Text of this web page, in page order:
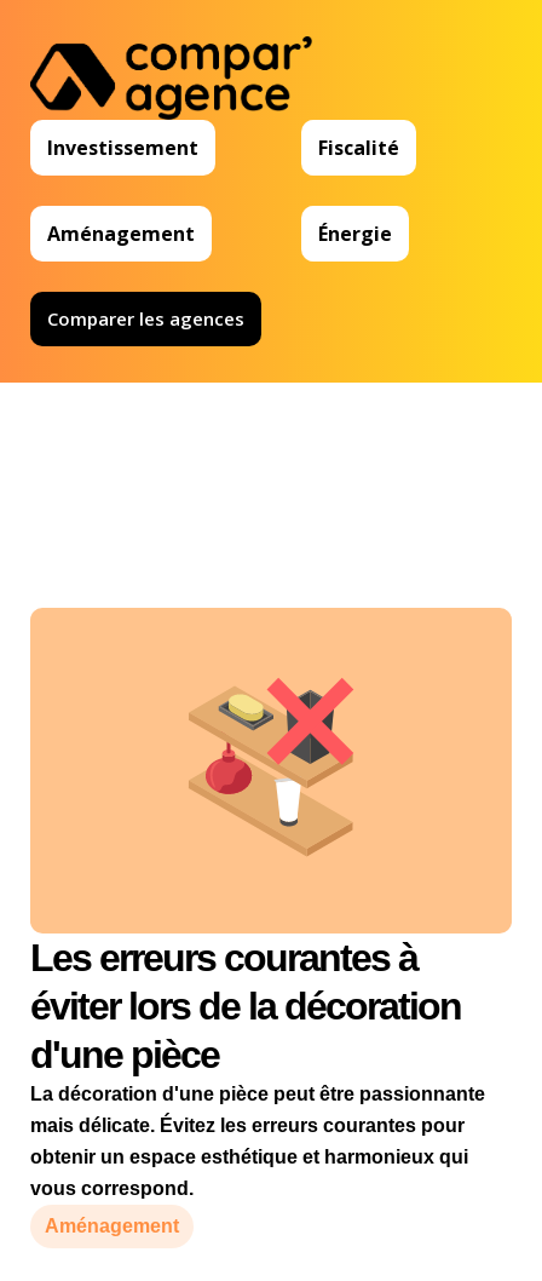
Investissement Fiscalité
Aménagement Énergie
Comparer les agences
Les erreurs courantes à
éviter lors de la décoration
d'une pièce
La décoration d'une pièce peut être passionnante
mais délicate. Évitez les erreurs courantes pour
obtenir un espace esthétique et harmonieux qui
vous correspond.
Aménagement